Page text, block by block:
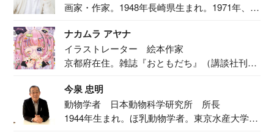
画家・作家。1948年長崎県生まれ。1971年、
ナカムラ アヤナ
イラストレーター 絵本作家
京都府在住。雑誌『おともだち』（講談社刊）
今泉 忠明
動物学者 日本動物科学研究所 所長
1944年生まれ。ほ乳動物学者。東京水産大学卒